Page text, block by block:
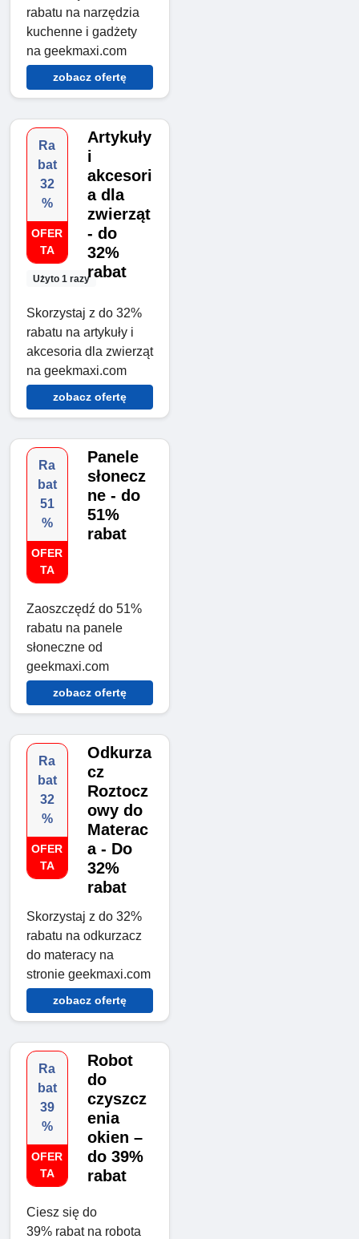
rabatu na narzędzia
kuchenne i gadżety
na geekmaxi.com
zobacz ofertę
Ra
bat
32
%
OFER
TA
Użyto 1 razy
Artykuły
i
akcesori
a dla
zwierząt
- do
32%
rabat
Skorzystaj z do 32%
rabatu na artykuły i
akcesoria dla zwierząt
na geekmaxi.com
zobacz ofertę
Ra
bat
51
%
OFER
TA
Panele
słonecz
ne - do
51%
rabat
Zaoszczędź do 51%
rabatu na panele
słoneczne od
geekmaxi.com
zobacz ofertę
Ra
bat
32
%
OFER
TA
Odkurza
cz
Roztocz
owy do
Materac
a - Do
32%
rabat
Skorzystaj z do 32%
rabatu na odkurzacz
do materacy na
stronie geekmaxi.com
zobacz ofertę
Ra
bat
39
%
OFER
TA
Robot
do
czyszcz
enia
okien –
do 39%
rabat
Ciesz się do
39% rabat na robota